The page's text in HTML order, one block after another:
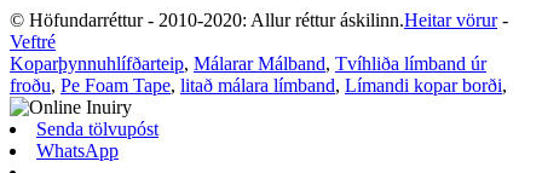
© Höfundarréttur - 2010-2020: Allur réttur áskilinn.Heitar vörur-
Veftré
Koparþynnuhlífðarteip, Málarar Málband, Tvíhliða límband úr
froðu, Pe Foam Tape, litað málara límband, Límandi kopar borði,
Senda tölvupóst
WhatsApp